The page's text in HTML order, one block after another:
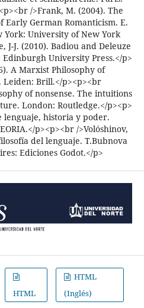
/>Frank, M. (2004). The
Early German Romanticism. E.
University of New York
J-J. (2010). Badiou and Deleuze
University Press.</p>
A Marxist Philosophy of
Leiden: Brill.</p><p><br
of nonsense. The intuitions
London: Routledge.</p><p>
lenguaje, historia y poder.
p><p><br />Volóshinov,
del lenguaje. T.Bubnova
Ediciones Godot.</p>
HTML
HTML
(Inglés)